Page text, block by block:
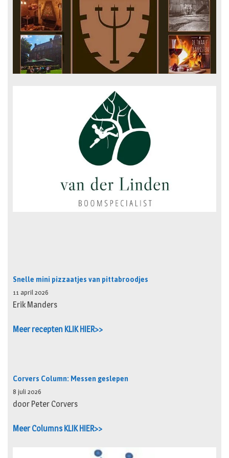
Snelle mini pizzaatjes van pittabroodjes
11 april 2026
Erik Manders
Meer recepten KLIK HIER>>
Corvers Column: Messen geslepen
8 juli 2026
door Peter Corvers
Meer Columns KLIK HIER>>